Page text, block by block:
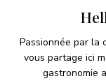
Passionnée par la
vous partage ici
gastronomie